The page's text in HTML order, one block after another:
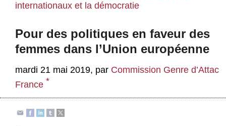
Nos idées
Se mobiliser
Publications
Agenda
Actus et médias
Boutique
internationaux et la démocratie
Pour des politiques en faveur des
femmes dans l’Union européenne
mardi 21 mai 2019, par Commission Genre d’Attac
France *